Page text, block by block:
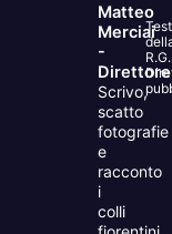
Matteo
Merciai
-
Direttore
Scrivo,
scatto
fotografie
e
racconto
i
colli